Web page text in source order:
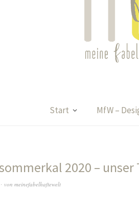
Start MfW –
2020 – unser
von meinefabelhaftewelt